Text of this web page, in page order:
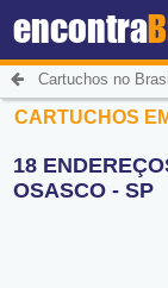
encontra
Cartuchos no Brasil
CARTUCHOS
18
OSASCO - SP